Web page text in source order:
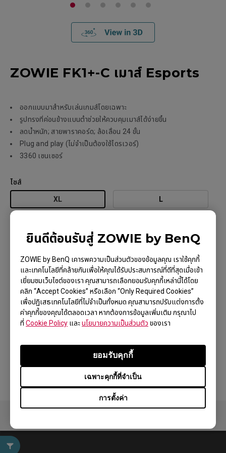
ยินดีต้อนรับสู่ ZOWIE by BenQ
ZOWIE by BenQ เคารพความเป็นส่วนตัวของข้อมูลคุณ เราใช้คุกกี้
และเทคโนโลยีที่คล้ายกันเพื่อให้คุณได้รับประสบการณ์ที่ดีที่สุดเมื่อเข้า
เยี่ยมชมเว็บไซต์ของเรา คุณสามารถเลือกยอมรับคุกกี้เหล่านี้ได้โดย
คลิก “Accept Cookies” หรือเลือก “Only Required Cookies”
เพื่อปฏิเสธเทคโนโลยีที่ไม่จำเป็นทั้งหมด คุณสามารถปรับแต่งการตั้ง
ค่าคุกกี้ของคุณได้ตลอดเวลา หากต้องการข้อมูลเพิ่มเติม กรุณาไป
ที่ Cookie Policy และนโยบายความเป็นส่วนตัว ของเรา
การตั้งค่า
เฉพาะคุกกี้ที่จำเป็น
ยอมรับคุกกี้
ZOWIE FK1+-C เมาส์ Esports
ออกแบบมาสำหรับเล่นเกมส์โดยเฉพาะ
รูปทรงที่ค่อนข้างแบนต่ำช่วยให้ควบคุมเมาส์ได้ง่ายขึ้น
ลดน้ำหนัก; สายพาราคอร์ด; ล้อเลื่อน 24 ขั้น
Plug and play (ไม่จำเป็นต้องใช้ไดรเวอร์)
3360 เซนเซอร์
ไซส์
XL L
C
การเคลือบผิวเมาส์
เนื้อแมตต์
ดำ